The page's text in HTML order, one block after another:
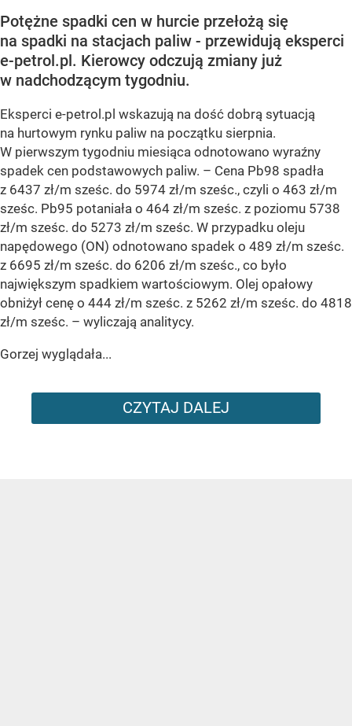
Potężne spadki cen w hurcie przełożą się
na spadki na stacjach paliw - przewidują eksperci
e-petrol.pl. Kierowcy odczują zmiany już
w nadchodzącym tygodniu.
Eksperci e-petrol.pl wskazują na dość dobrą sytuacją
na hurtowym rynku paliw na początku sierpnia.
W pierwszym tygodniu miesiąca odnotowano wyraźny
spadek cen podstawowych paliw. – Cena Pb98 spadła
z 6437 zł/m sześc. do 5974 zł/m sześc., czyli o 463 zł/m
sześc. Pb95 potaniała o 464 zł/m sześc. z poziomu 5738
zł/m sześc. do 5273 zł/m sześc. W przypadku oleju
napędowego (ON) odnotowano spadek o 489 zł/m sześc.
z 6695 zł/m sześc. do 6206 zł/m sześc., co było
największym spadkiem wartościowym. Olej opałowy
obniżył cenę o 444 zł/m sześc. z 5262 zł/m sześc. do 4818
zł/m sześc. – wyliczają analitycy.
Gorzej wyglądała...
CZYTAJ DALEJ